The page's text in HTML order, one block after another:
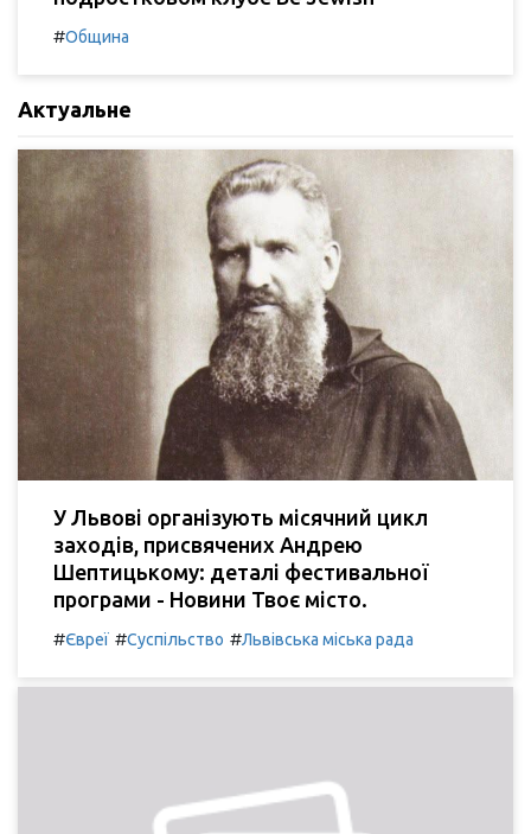
#Община
Актуальне
У Львові організують місячний цикл
заходів, присвячених Андрею
Шептицькому: деталі фестивальної
програми - Новини Твоє місто.
#Євреї #Суспільство #Львівська міська рада